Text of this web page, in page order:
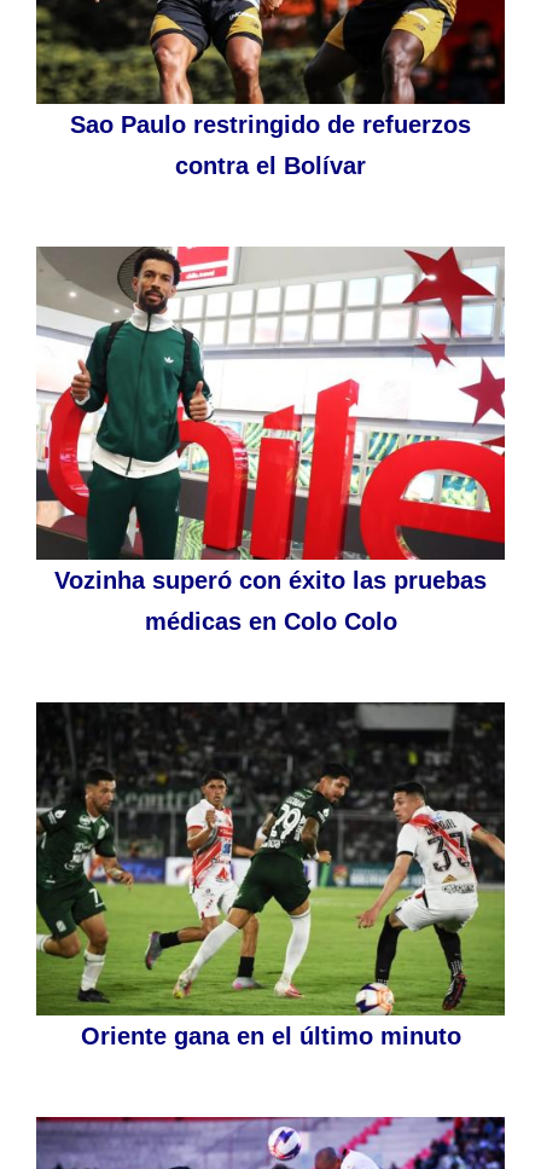
Sao Paulo restringido de refuerzos
contra el Bolívar
Vozinha superó con éxito las pruebas
médicas en Colo Colo
Oriente gana en el último minuto